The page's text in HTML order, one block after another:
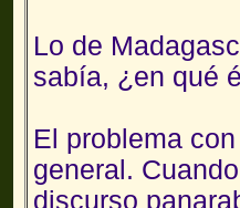
Lo de
sabía, ¿en qué
El problema
general.
discurso